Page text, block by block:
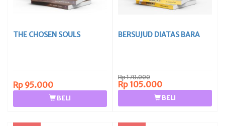
THE CHOSEN SOULS
Rp 95.000
BELI
BERSUJUD DIATAS BARA
Rp 170.000
Rp 105.000
BELI